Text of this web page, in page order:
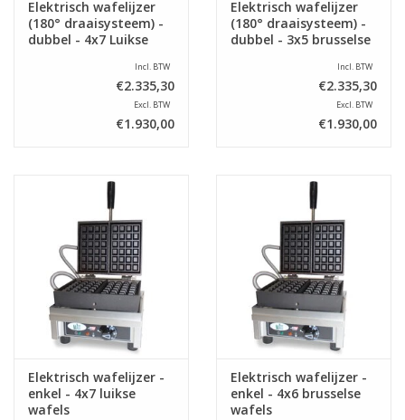
Elektrisch wafelijzer
(180° draaisysteem) -
dubbel - 4x7 Luikse
Incl. BTW
€2.335,30
Excl. BTW
€1.930,00
Elektrisch wafelijzer
(180° draaisysteem) -
dubbel - 3x5 brusselse
Incl. BTW
€2.335,30
Excl. BTW
€1.930,00
Elektrisch wafelijzer -
enkel - 4x7 luikse
wafels
Elektrisch wafelijzer -
enkel - 4x6 brusselse
wafels